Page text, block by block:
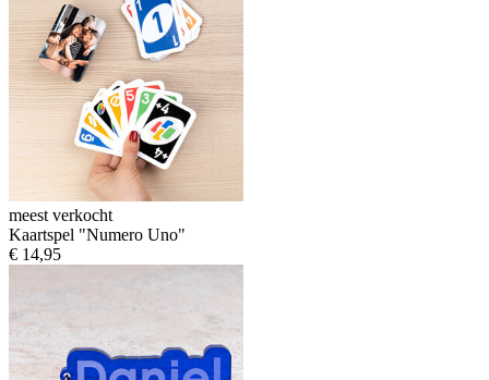
meest verkocht
Kaartspel "Numero Uno"
€ 14,95